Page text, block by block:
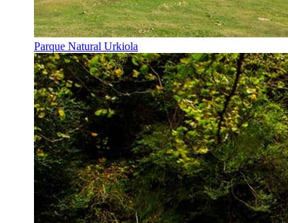
Parque Natural Urkiola